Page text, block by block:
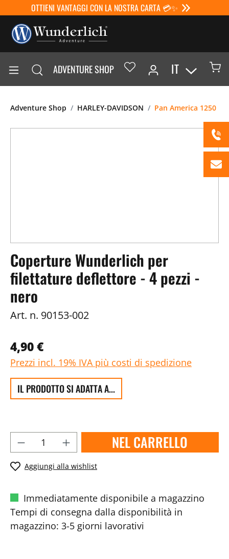
OTTIENI VANTAGGI CON LA NOSTRA CARTA 💳✨
ADVENTURE SHOP IT
Adventure Shop HARLEY-DAVIDSON Pan America 1250
Coperture Wunderlich per
filettature deflettore - 4 pezzi -
nero
Art. n. 90153-002
4,90 €
Prezzi incl. 19% IVA più costi di spedizione
IL PRODOTTO SI ADATTA A...
NEL CARRELLO
Aggiungi alla wishlist
Immediatamente disponibile a magazzino
Tempi di consegna dalla disponibilità in
magazzino: 3-5 giorni lavorativi